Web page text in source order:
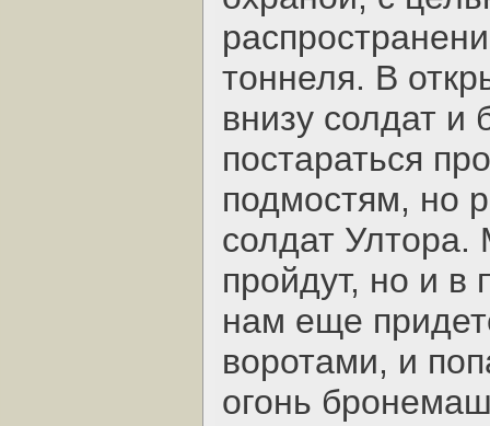
тоннеля. В
внизу солдат
постараться
подмостям, но
солдат
пройдут, но и в
нам еще
воротами, и
огонь